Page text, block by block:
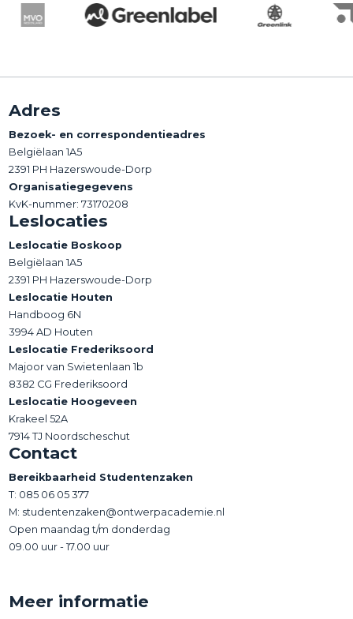
Adres
Bezoek- en correspondentieadres
Belgiëlaan 1A5
2391 PH Hazerswoude-Dorp
Organisatiegegevens
KvK-nummer: 73170208
Leslocaties
Leslocatie Boskoop
Belgiëlaan 1A5
2391 PH Hazerswoude-Dorp
Leslocatie Houten
Handboog 6N
3994 AD Houten
Leslocatie Frederiksoord
Majoor van Swietenlaan 1b
8382 CG Frederiksoord
Leslocatie Hoogeveen
Krakeel 52A
7914 TJ Noordscheschut
Contact
Bereikbaarheid Studentenzaken
T: 085 06 05 377
M: studentenzaken@ontwerpacademie.nl
Open maandag t/m donderdag
09.00 uur - 17.00 uur
Meer informatie